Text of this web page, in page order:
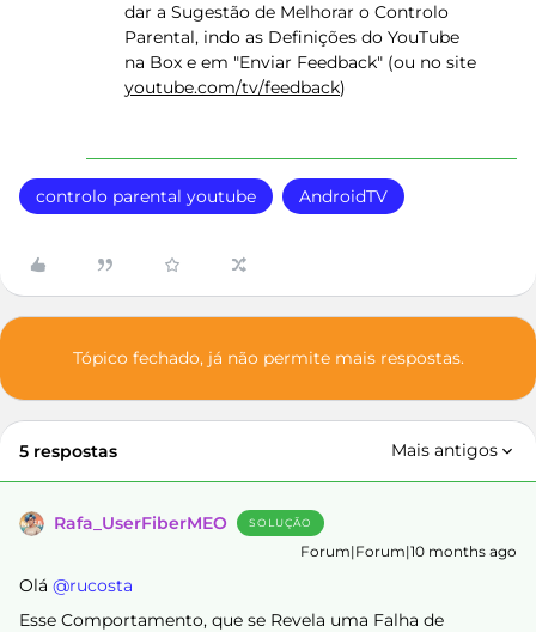
dar a Sugestão de Melhorar o Controlo
Parental, indo as Definições do YouTube
na Box e em "Enviar Feedback" (ou no site
youtube.com/tv/feedback)
controlo parental youtube AndroidTV
Tópico fechado, já não permite mais respostas.
5 respostas Mais antigos
Rafa_UserFiberMEO SOLUÇÃO
Forum|Forum|10 months ago
Olá ​ @rucosta
Esse Comportamento, que se Revela uma Falha de